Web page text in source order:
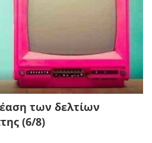
των δελτίων
(6/8)